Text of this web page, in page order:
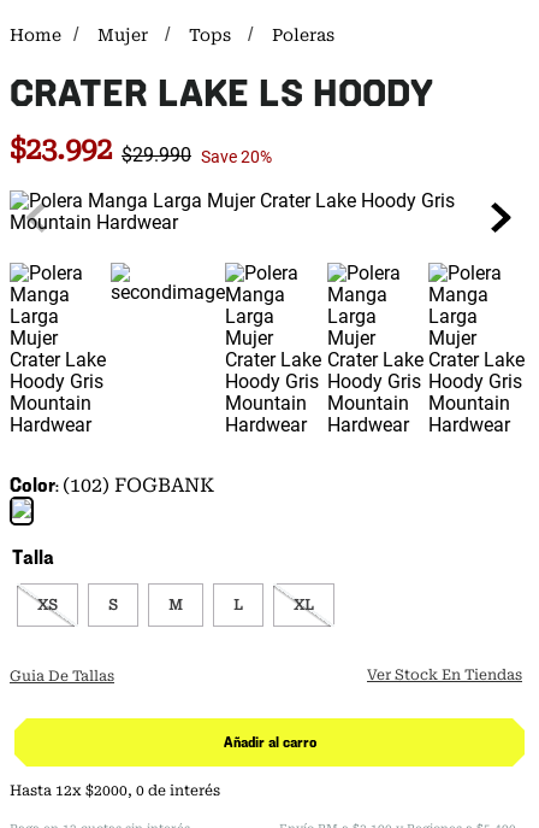
Mujer Tops Poleras
CRATER LAKE LS HOODY
$23.992 $29.990 Save20%
Color (102) FOGBANK
Talla
XS S M L XL
Guia De Tallas Ver Stock En Tiendas
Añadir al carro
Hasta 12x $2000, 0 de interés